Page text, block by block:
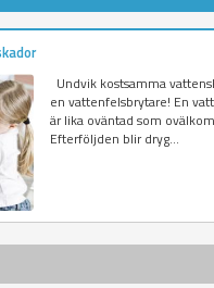
Undvik kostsamma
en vattenfelsbrytare! En
är lika oväntad som
Efterföljden blir dryg...